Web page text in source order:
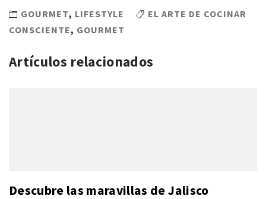
GOURMET, LIFESTYLE
EL ARTE DE COCINAR
CONSCIENTE, GOURMET
Artículos relacionados
Descubre las maravillas de Jalisco